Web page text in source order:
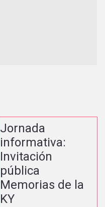
Jornada
informativa:
Invitación
pública
Memorias de la
KY